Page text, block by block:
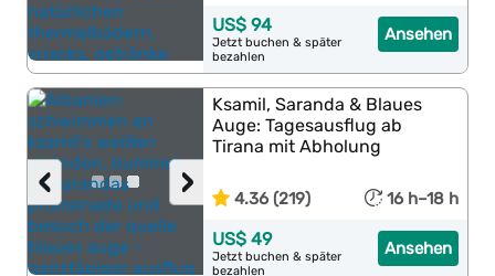
Ansehen
US$ 94
Jetzt buchen & später
bezahlen
›
‹
Ksamil, Saranda & Blaues
Auge: Tagesausflug ab
Tirana mit Abholung
4.36 (219) 16 h–18 h
Ansehen
US$ 49
Jetzt buchen & später
bezahlen